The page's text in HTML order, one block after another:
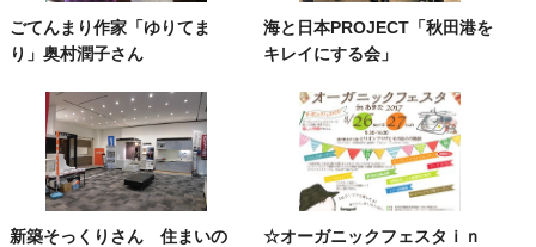
ごてんまり作家「ゆりてま
り」奥村潤子さん
海と日本PROJECT「秋田港を
キレイにする会」
新築そっくりさん 住まいの
☆オーガニックフェスタｉｎ